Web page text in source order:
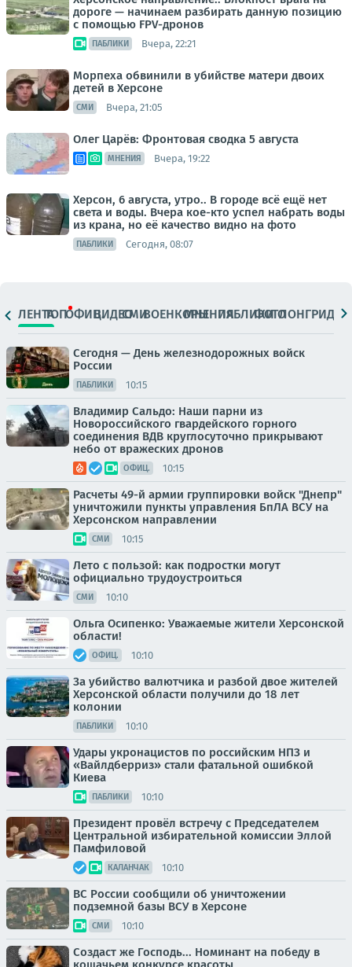
дороге — начинаем разбирать данную позицию
с помощью FPV-дронов
ПАБЛИКИ Вчера, 22:21
Морпеха обвинили в убийстве матери двоих
детей в Херсоне
СМИ Вчера, 21:05
Олег Царёв: Фронтовая сводка 5 августа
МНЕНИЯ Вчера, 19:22
Херсон, 6 августа, утро.. В городе всё ещё нет
света и воды. Вчера кое-кто успел набрать воды
из крана, но её качество видно на фото
ПАБЛИКИ Сегодня, 08:07
ЛЕНТАТОПОФИЦ.ВИДЕОСМИВОЕНКОРЫМНЕНИЯПАБЛИКИ
ФОТОЛОНГРИДЫ
Сегодня — День железнодорожных войск
России
ПАБЛИКИ 10:15
Владимир Сальдо: Наши парни из
Новороссийского гвардейского горного
соединения ВДВ круглосуточно прикрывают
небо от вражеских дронов
ОФИЦ. 10:15
Расчеты 49-й армии группировки войск "Днепр"
уничтожили пункты управления БпЛА ВСУ на
Херсонском направлении
СМИ 10:15
Лето с пользой: как подростки могут
официально трудоустроиться
СМИ 10:10
Ольга Осипенко: Уважаемые жители Херсонской
области!
ОФИЦ. 10:10
За убийство валютчика и разбой двое жителей
Херсонской области получили до 18 лет
колонии
ПАБЛИКИ 10:10
Удары укронацистов по российским НПЗ и
«Вайлдберриз» стали фатальной ошибкой
Киева
ПАБЛИКИ 10:10
Президент провёл встречу с Председателем
Центральной избирательной комиссии Эллой
Памфиловой
КАЛАНЧАК 10:10
ВС России сообщили об уничтожении
подземной базы ВСУ в Херсоне
СМИ 10:10
Создаст же Господь... Номинант на победу в